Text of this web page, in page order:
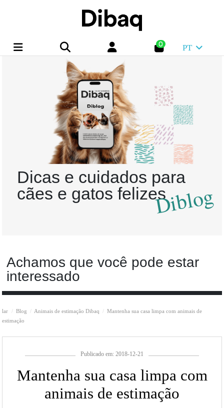
0 PT
Dicas e cuidados para
cães e gatos felizesDiblog
Achamos que você pode estar
interessado
lar Blog Animais de estimação Dibaq
Mantenha sua casa limpa com animais de
estimação
Publicado em: 2018-12-21
Mantenha sua casa limpa com
animais de estimação